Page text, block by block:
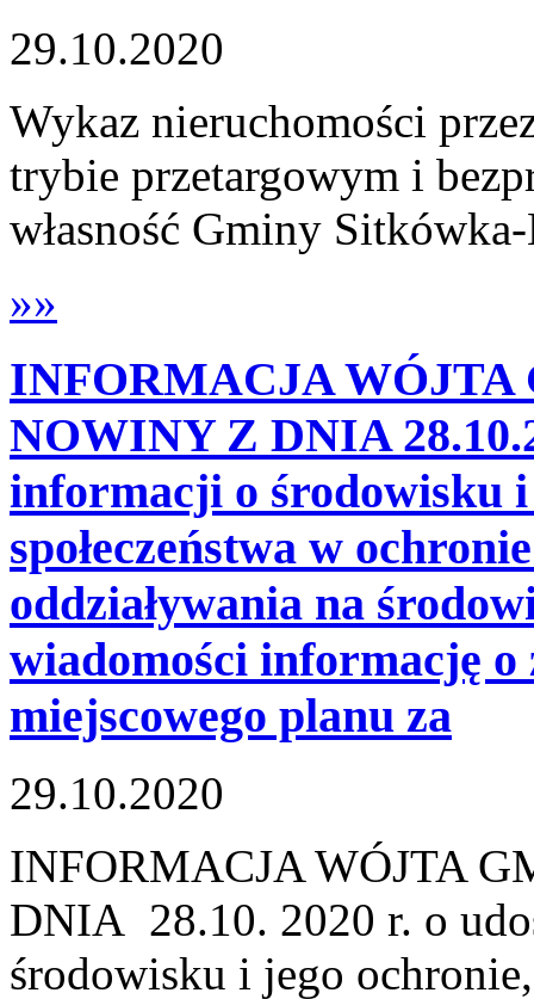
29.10.2020
Wykaz nieruchomości
trybie przetargowym i
własność Gminy
»»
INFORMACJA
NOWINY Z DNIA
informacji o środowisku
społeczeństwa w
oddziaływania na
wiadomości informację
miejscowego planu za
29.10.2020
INFORMACJA WÓJTA
DNIA 28.10. 2020 r. o
środowisku i jego